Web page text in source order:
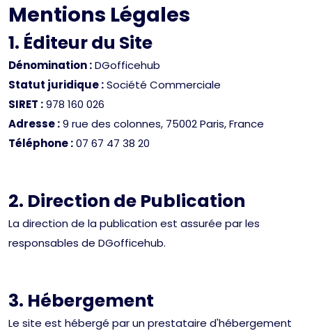
Mentions Légales
1. Éditeur du Site
Dénomination :DGofficehub
Statut juridique :Société Commerciale
SIRET :978 160 026
Adresse :9 rue des colonnes, 75002 Paris, France
Téléphone :07 67 47 38 20
2. Direction de Publication
La direction de la publication est assurée par les
responsables de DGofficehub.
3. Hébergement
Le site est hébergé par un prestataire d'hébergement